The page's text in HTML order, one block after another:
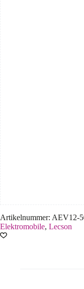
Artikelnummer: AEV12-
Elektromobile, Lecson